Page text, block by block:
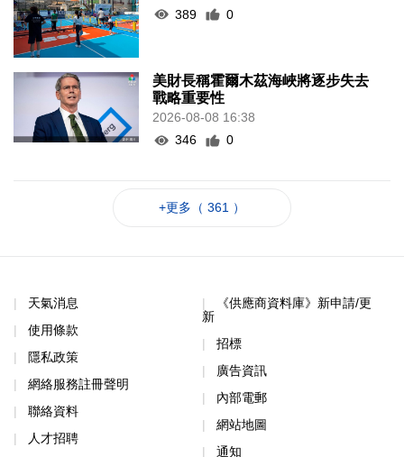
389
0
美財長稱霍爾木茲海峽將逐步失去
戰略重要性
2026-08-08 16:38
346
0
+更多（ 361 ）
天氣消息
使用條款
隱私政策
網絡服務註冊聲明
聯絡資料
人才招聘
《供應商資料庫》新申請/更
新
招標
廣告資訊
內部電郵
網站地圖
通知